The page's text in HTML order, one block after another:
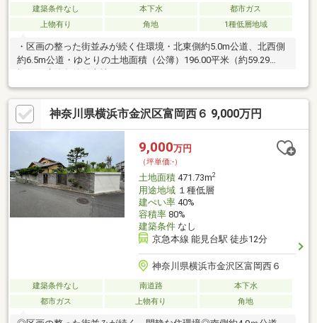
建築条件なし 本下水
都市ガス
上物有り
角地 1種低層地域
・区画の整った街並みが続く住環境・北東側約5.0m公道、北西側
約6.5m公道・ゆとりの土地面積（公簿）196.00平米（約59.29
で建築できます。～Life Information～・セブンイレブン横浜しら
とり台店：約530m（徒歩約7分）・オーケー青葉台店：約
780m（徒歩約10分）・ドン・キホーテMEGA青葉台店：約
490m（徒歩約7分）・市立さつきが丘小学校：約1，100m（徒歩
約14分）・市立谷本中学校：約1，100m（徒歩約14分）
神奈川県横浜市金沢区富岡西６ 9,000万円
9,000万円
（坪単価:-）
土地面積471.73m2
用途地域１種低層
建ぺい率40%
容積率80%
建築条件なし
京急本線 能見台駅 徒歩12分
神奈川県横浜市金沢区富岡西６
建築条件なし 南道路
本下水
都市ガス
上物有り 角地